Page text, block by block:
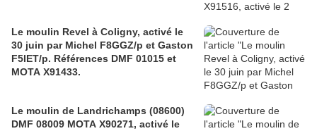
Le moulin Revel à Coligny, activé le
30 juin par Michel F8GGZ/p et Gaston
F5IET/p. Références DMF 01015 et
MOTA X91433.
Le moulin de Landrichamps (08600)
DMF 08009 MOTA X90271, activé le